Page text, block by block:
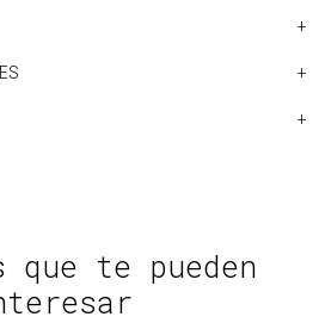
que te pueden